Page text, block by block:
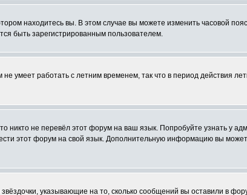
находитесь вы. В этом случае вы можете изменить часовой
быть зарегистрированным пользователем.
умеет работать с летним временем, так что в период действия
никто не перевёл этот форум на ваш язык. Попробуйте узнать у
этот форум на свой язык. Дополнительную информацию вы
указывающие на то, сколько сообщений вы оставили в